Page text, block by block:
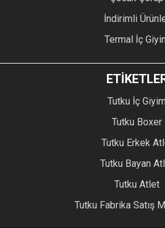
İndirimli
Termal İç
Tutku İç Giyim
Tutku Boxer
Tutku Erkek
Tutku Bayan
Tutku Atlet
Tutku Fabrika Satış